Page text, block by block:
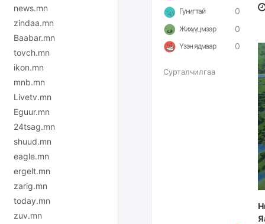
news.mn
zindaa.mn
Baabar.mn
tovch.mn
ikon.mn
mnb.mn
Livetv.mn
Eguur.mn
24tsag.mn
shuud.mn
eagle.mn
ergelt.mn
zarig.mn
today.mn
zuv.mn
Гунигтай 0
Жихүүцмээр 0
Үзэн ядмаар 0
Сурталчилгаа